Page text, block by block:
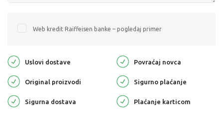
Web kredit Raiffeisen banke – pogledaj primer
Uslovi dostave Povraćaj novca
Original proizvodi Sigurno plaćanje
Sigurna dostava Plaćanje karticom